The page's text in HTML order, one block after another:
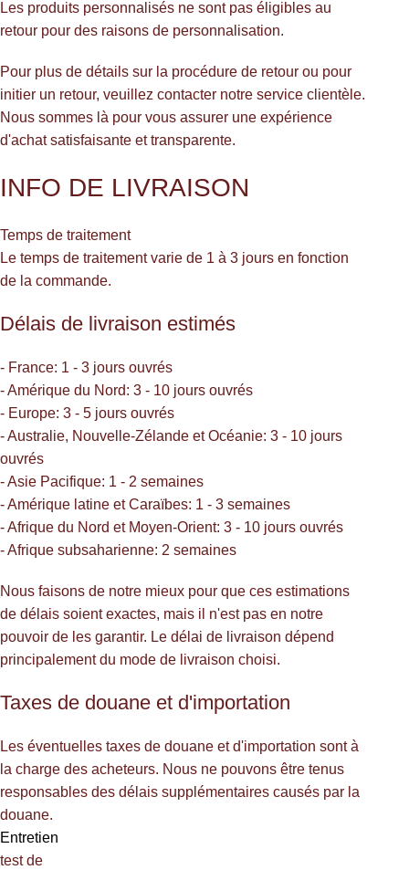
Les produits personnalisés ne sont pas éligibles au
retour pour des raisons de personnalisation.
Pour plus de détails sur la procédure de retour ou pour
initier un retour, veuillez contacter notre service clientèle.
Nous sommes là pour vous assurer une expérience
d'achat satisfaisante et transparente.
INFO DE LIVRAISON
Temps de traitement
Le temps de traitement varie de 1 à 3 jours en fonction
de la commande.
Délais de livraison estimés
- France: 1 - 3 jours ouvrés
- Amérique du Nord: 3 - 10 jours ouvrés
- Europe: 3 - 5 jours ouvrés
- Australie, Nouvelle-Zélande et Océanie: 3 - 10 jours
ouvrés
- Asie Pacifique: 1 - 2 semaines
- Amérique latine et Caraïbes: 1 - 3 semaines
- Afrique du Nord et Moyen-Orient: 3 - 10 jours ouvrés
- Afrique subsaharienne: 2 semaines
Nous faisons de notre mieux pour que ces estimations
de délais soient exactes, mais il n'est pas en notre
pouvoir de les garantir. Le délai de livraison dépend
principalement du mode de livraison choisi.
Taxes de douane et d'importation
Les éventuelles taxes de douane et d'importation sont à
la charge des acheteurs. Nous ne pouvons être tenus
responsables des délais supplémentaires causés par la
douane.
Entretien
test de